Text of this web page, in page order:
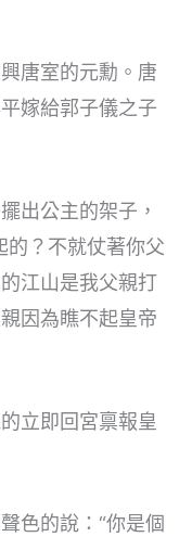
唐室的元勳。唐
嫁給郭子儀之子
出公主的架子，
的？不就仗著你父
江山是我父親打
因為瞧不起皇帝
立即回宮禀報皇
色的說：“你是個